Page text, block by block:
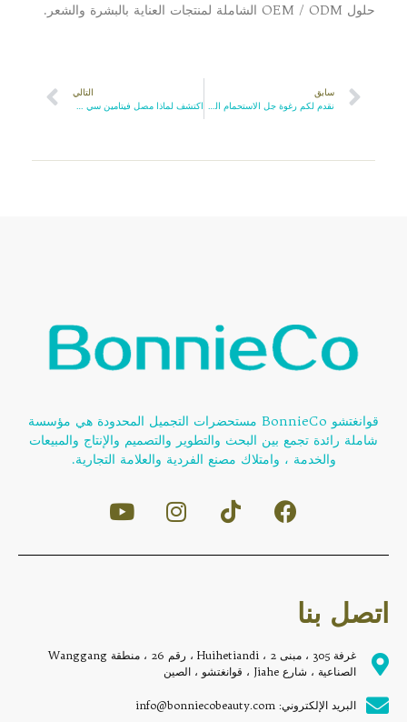
حلول OEM / ODM الشاملة لمنتجات العناية بالبشرة والشعر.
سابق
التالي
قوانغتشو BonnieCo مستحضرات التجميل المحدودة هي مؤسسة
شاملة رائدة تجمع بين البحث والتطوير والتصميم والإنتاج والمبيعات
والخدمة ، وامتلاك مصنع الفردية والعلامة التجارية.
اتصل بنا
غرفة 305 ، مبنى 2 ، Huihetiandi ، رقم 26 ، منطقة Wanggang
الصناعية ، شارع Jiahe ، قوانغتشو ، الصين
البريد الإلكتروني: info@bonniecobeauty.com